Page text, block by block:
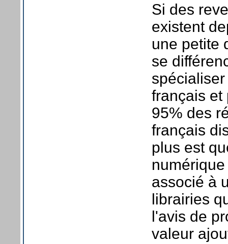
Si des
existent
une petite
se
français et
95% des
français
plus est
associé à
librairies
l'avis de
valeur